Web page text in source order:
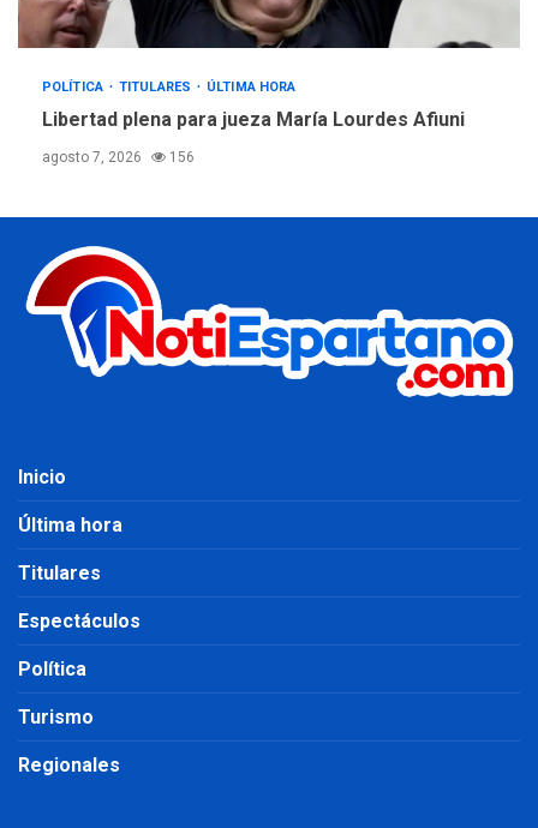
POLÍTICA TITULARES ÚLTIMA HORA
Libertad plena para jueza María Lourdes Afiuni
agosto 7, 2026 156
Inicio
Última hora
Titulares
Espectáculos
Política
Turismo
Regionales